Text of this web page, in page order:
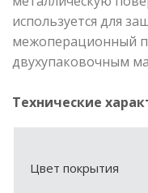
используется для
межоперационный
двухупаковочным
Технические
Цвет покрытия